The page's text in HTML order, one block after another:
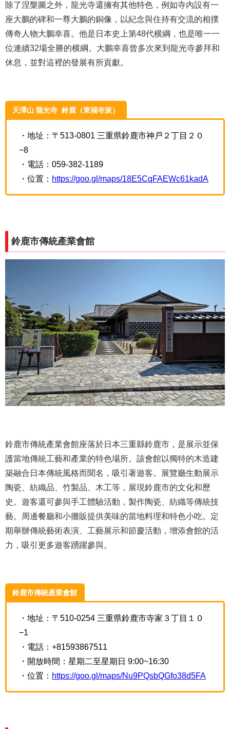
除了涅槃圖之外，龍光寺還擁有其他特色，例如寺內設有一
座大鵬的碑和一尊大鵬的銅像，以紀念與住持有交流的相撲
傳奇人物大鵬幸喜。他是日本史上第48代横綱，也是唯一一
位連續32場全勝的横綱。大鵬幸喜曾多次來到龍光寺參拜和
休息，並對這裡的發展有所貢獻。
天澤山 龍光寺 鈴鹿（東福寺派）
・地址：〒513-0801 三重県鈴鹿市神戸２丁目２０
−8
・電話：059-382-1189
・位置： https://goo.gl/maps/18E5CqFAEWc61kadA
鈴鹿市傳統產業會館
鈴鹿市傳統產業會館座落於日本三重縣鈴鹿市，是展示並保
護當地傳統工藝和產業的特色場所。該會館以獨特的木造建
築融合日本傳統風格而聞名，吸引著遊客。展覽廳生動展示
陶瓷、紡織品、竹製品、木工等，展現鈴鹿市的文化和歷
史。遊客還可參與手工體驗活動，製作陶瓷、紡織等傳統技
藝。周邊餐廳和小攤販提供美味的當地料理和特色小吃。定
期舉辦傳統藝術表演、工藝展示和節慶活動，增添會館的活
力，吸引更多遊客踴躍參與。
鈴鹿市傳統產業會館
・地址：〒510-0254 三重県鈴鹿市寺家３丁目１０
−1
・電話：+81593867511
・開放時間：星期二至星期日 9:00~16:30
・位置： https://goo.gl/maps/Nu9PQsbQGfo38d5FA